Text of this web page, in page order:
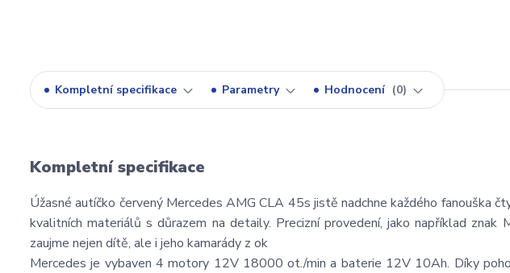
Kompletní specifikace Parametry Hodnocení 0
Kompletní specifikace
Úžasné autíčko červený Mercedes AMG CLA 45s jistě nadchne každého fanouška
kvalitních materiálů s důrazem na detaily. Precizní provedení, jako například znak
zaujme nejen dítě, ale i jeho kamarády z ok
Mercedes je vybaven 4 motory 12V 18000 ot./min a baterie 12V 10Ah. Díky